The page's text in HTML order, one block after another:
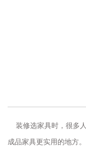
装修选家具时，很多
成品家具更实用的地方。